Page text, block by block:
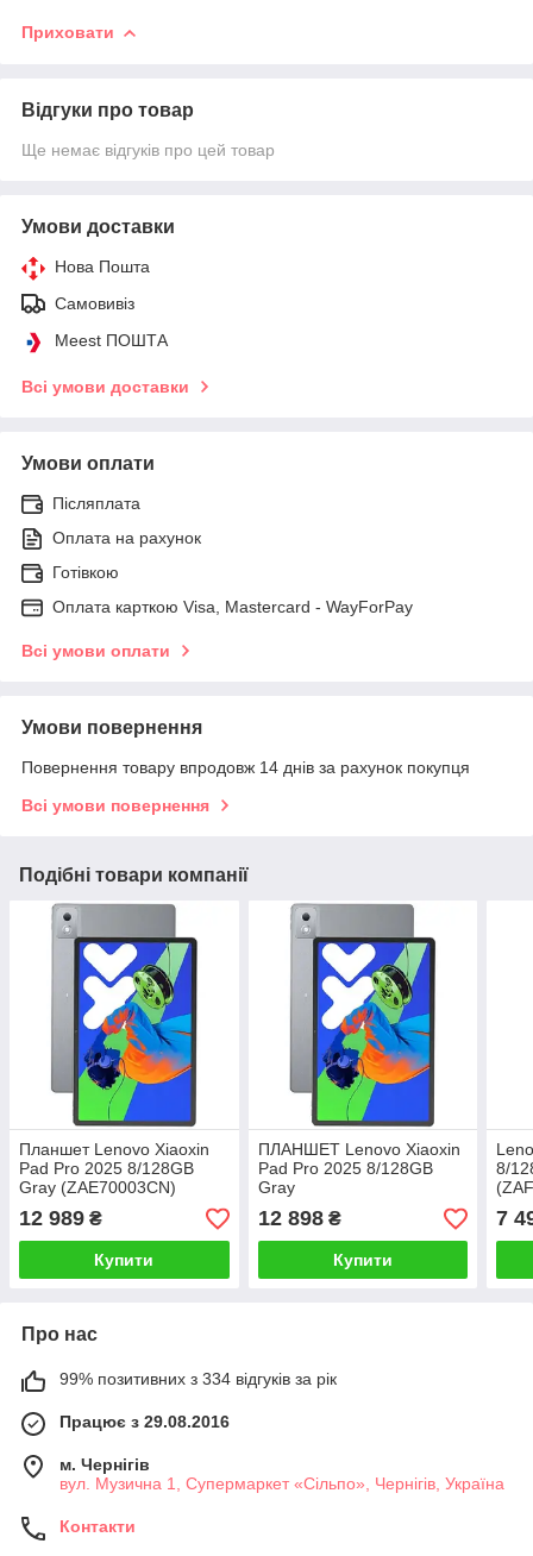
Приховати
Відгуки про товар
Ще немає відгуків про цей товар
Умови доставки
Нова Пошта
Самовивіз
Meest ПОШТА
Всі умови доставки
Умови оплати
Післяплата
Оплата на рахунок
Готівкою
Оплата карткою Visa, Mastercard - WayForPay
Всі умови оплати
Умови повернення
Повернення товару впродовж 14 днів за рахунок покупця
Всі умови повернення
Подібні товари компанії
Планшет Lenovo Xiaoxin
Pad Pro 2025 8/128GB
Gray (ZAE70003CN)
12 989 ₴
Купити
ПЛАНШЕТ Lenovo Xiaoxin
Pad Pro 2025 8/128GB
Gray
12 898₴
Купити
8/
7
Про нас
99% позитивних з 334 відгуків за рік
Працює з 29.08.2016
м. Чернігів
вул. Музична 1, Супермаркет «Сільпо», Чернігів, Україна
Контакти